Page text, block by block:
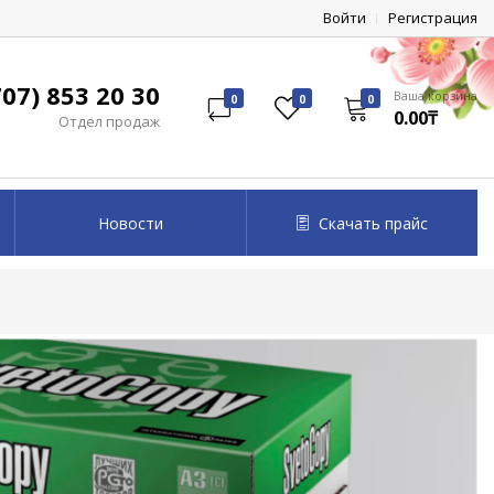
Войти Регистрация
853 20 30
Отдел продаж
0 0 0 Ваша корзина
0.00₸
Новости Скачать прайс